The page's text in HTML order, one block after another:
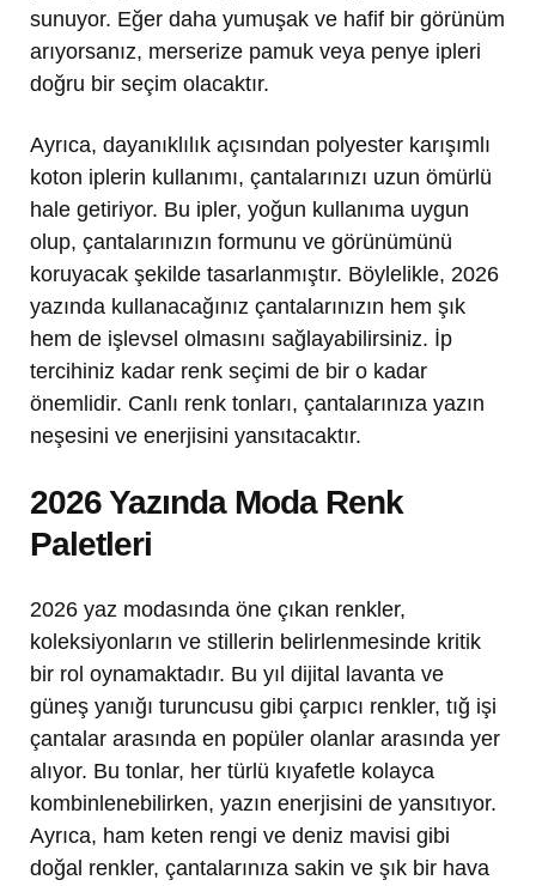
sunuyor. Eğer daha yumuşak ve hafif bir görünüm
arıyorsanız, merserize pamuk veya penye ipleri
doğru bir seçim olacaktır.
Ayrıca, dayanıklılık açısından polyester karışımlı
koton iplerin kullanımı, çantalarınızı uzun ömürlü
hale getiriyor. Bu ipler, yoğun kullanıma uygun
olup, çantalarınızın formunu ve görünümünü
koruyacak şekilde tasarlanmıştır. Böylelikle, 2026
yazında kullanacağınız çantalarınızın hem şık
hem de işlevsel olmasını sağlayabilirsiniz. İp
tercihiniz kadar renk seçimi de bir o kadar
önemlidir. Canlı renk tonları, çantalarınıza yazın
neşesini ve enerjisini yansıtacaktır.
2026 Yazında Moda Renk
Paletleri
2026 yaz modasında öne çıkan renkler,
koleksiyonların ve stillerin belirlenmesinde kritik
bir rol oynamaktadır. Bu yıl dijital lavanta ve
güneş yanığı turuncusu gibi çarpıcı renkler, tığ işi
çantalar arasında en popüler olanlar arasında yer
alıyor. Bu tonlar, her türlü kıyafetle kolayca
kombinlenebilirken, yazın enerjisini de yansıtıyor.
Ayrıca, ham keten rengi ve deniz mavisi gibi
doğal renkler, çantalarınıza sakin ve şık bir hava